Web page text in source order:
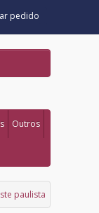
pedido
Outros
paulista